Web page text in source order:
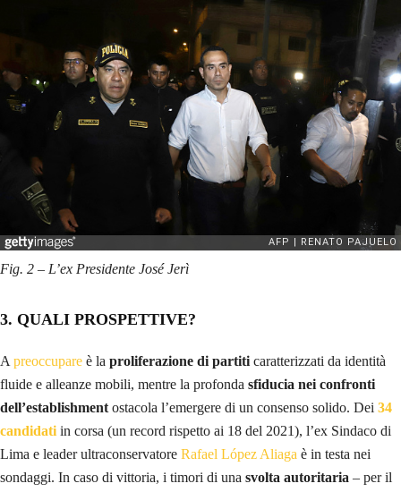
Fig. 2 – L’ex Presidente José Jerì
3. QUALI PROSPETTIVE?
Apreoccupare è la proliferazione di partiticaratterizzati da identità
fluide e alleanze mobili, mentre la profonda sfiducia nei confronti
dell’establishmentostacola l’emergere di un consenso solido. Dei 34
candidatiin corsa (un record rispetto ai 18 del 2021), l’ex Sindaco di
Lima e leader ultraconservatore Rafael López Aliaga è in testa nei
sondaggi. In caso di vittoria, i timori di una svolta autoritaria – per il